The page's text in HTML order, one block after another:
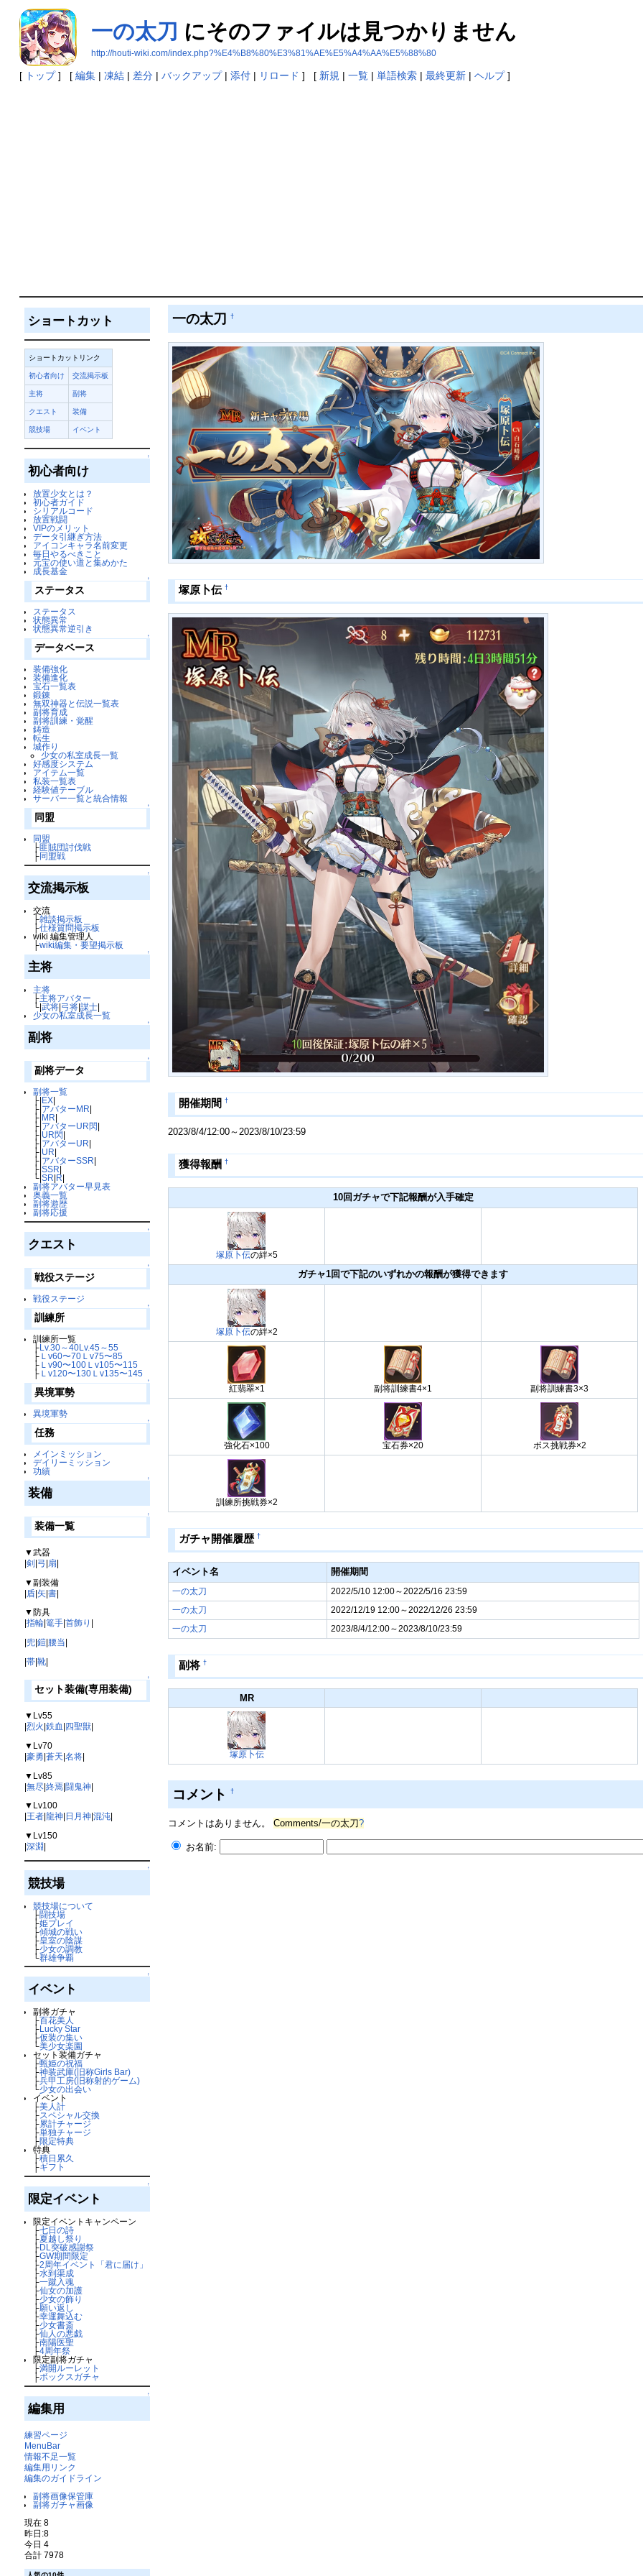
一の太刀 にそのファイルは見つかりません
http://houti-wiki.com/index.php?%E4%B8%80%E3%81%AE%E5%A4%AA%E5%88%80
[ トップ] [ 編集| 凍結| 差分| バックアップ| 添付| リロード ] [ 新規 | 一覧| 単語検索| 最終更新| ヘルプ]
ショートカット
ショートカットリンク
初心者向け 交流掲示板
主将 副将
クエスト 装備
競技場 イベント
↑
初心者向け
放置少女とは？
初心者ガイド
シリアルコード
放置戦闘
VIPのメリット
データ引継ぎ方法
アイコンキャラ名前変更
毎日やるべきこと
元宝の使い道と集めかた
成長基金
↑
ステータス
ステータス
状態異常
状態異常逆引き
↑
データベース
装備強化
装備進化
宝石一覧表
鍛錬
無双神器と伝説一覧表
副将育成
副将訓練・覚醒
鋳造
転生
城作り
少女の私室成長一覧
好感度システム
アイテム一覧
私装一覧表
経験値テーブル
サーバー一覧と統合情報
↑
同盟
同盟
├匪賊団討伐戦
├同盟戦
↑
交流掲示板
交流
├雑談掲示板
├仕様質問掲示板
wiki 編集管理人
├wiki編集・要望掲示板
↑
主将
主将
├主将アバター
└|武将|弓将|謀士|
少女の私室成長一覧
↑
副将
↑
副将データ
副将一覧
├| EX|
├| アバターMR
├| MR
├| アバターUR閃
├| UR閃
├| アバターUR
├| UR
├| アバターSSR
├| SSR
└| SR R
副将アバター早見表
奥義一覧
副将遊歴
副将応援
↑
クエスト
↑
戦役ステージ
戦役ステージ
↑
訓練所
訓練所一覧
├Lv.30～40Lv.45～55
├Ｌv60〜70Ｌv75〜85
├Ｌv90〜100Ｌv105〜115
├Ｌv120〜130Ｌv135〜145
↑
異境軍勢
異境軍勢
↑
任務
メインミッション
デイリーミッション
功績
↑
装備
↑
装備一覧
▼武器
剣 弓 扇
▼副装備
| 盾|矢|書|
▼防具
指輪| 篭手| 首飾り
兜| 鎧| 腰当
|帯|靴|
↑
セット装備(専用装備)
▼Lv55
烈火 鉄血 四聖獣|
▼Lv70
|豪勇|蒼天|名将|
▼Lv85
|無尽|終焉|闘鬼神|
▼Lv100
王者| 龍神| 日月神| 混沌|
▼Lv150
|深淵|
↑
競技場
競技場について
├闘技場
├姫プレイ
├傾城の戦い
├皇室の陰謀
├少女の調教
└群雄争覇
↑
イベント
副将ガチャ
├百花美人
├Lucky Star
├仮装の集い
└美少女楽園
セット装備ガチャ
├甄姫の祝福
├神装武庫(旧称Girls Bar)
├兵甲工房(旧称射的ゲーム)
└少女の出会い
イベント
├美人計
├スペシャル交換
├累計チャージ
├単独チャージ
├限定特典
特典
├積日累久
├ギフト
↑
限定イベント
限定イベントキャンペーン
├七日の詩
├夏越し祭り
├DL突破感謝祭
├GW期間限定
├2周年イベント「君に届け」
├水到渠成
├一蹴入魂
├仙女の加護
├少女の飾り
├願い返し
├幸運舞込む
├少女書斎
├仙人の悪戯
├南陽医聖
├4周年祭
限定副将ガチャ
├満開ルーレット
├ボックスガチャ
↑
編集用
練習ページ
MenuBar
情報不足一覧
編集用リンク
編集のガイドライン
副将画像保管庫
副将ガチャ画像
現在 8
昨日:8
今日 4
合計 7978
一の太刀†
塚原卜伝 †
開催期間 †
2023/8/4/12:00～2023/8/10/23:59
獲得報酬 †
10回ガチャで下記報酬が入手確定
塚原卜伝の絆×5
ガチャ1回で下記のいずれかの報酬が獲得できます
塚原卜伝の絆×2
紅翡翠×1 副将訓練書4×1 副将訓練書3×3
強化石×100 宝石券×20 ボス挑戦券×2
訓練所挑戦券×2
ガチャ開催履歴 †
イベント名 開催期間
一の太刀
2022/5/10 12:00～2022/5/16 23:59
一の太刀
2022/12/19 12:00～2022/12/26 23:59
一の太刀
2023/8/4/12:00～2023/8/10/23:59
副将 †
MR
塚原卜伝
コメント†
コメントはありません。Comments/一の太刀?
お名前: